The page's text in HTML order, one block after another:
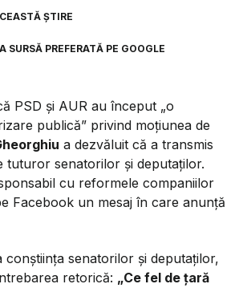
ȘTIRE
SURSĂ PREFERATĂ PE GOOGLE
PSD și AUR au început „o
publică” privind moțiunea de
a dezvăluit că a transmis
tuturor senatorilor și deputaților.
cu reformele companiilor
Facebook un mesaj în care anunță
conștiința senatorilor și deputaților,
retorică: „Ce fel de țară